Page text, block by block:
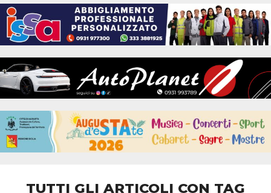
TUTTI GLI ARTICOLI CON TAG